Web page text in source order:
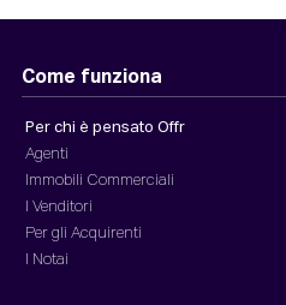
Come funziona
Per chi è pensato Offr
Agenti
Immobili Commerciali
I Venditori
Per gli Acquirenti
I Notai